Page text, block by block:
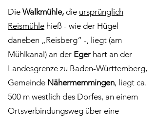
Die Walkmühle, die ursprünglich
Reismühle hieß - wie der Hügel
daneben „Reisberg“ -, liegt (am
Mühlkanal) an der Eger hart an der
Landesgrenze zu Baden-Württemberg,
Gemeinde Nähermemmingen, liegt ca.
500 m westlich des Dorfes, an einem
Ortsverbindungsweg über eine